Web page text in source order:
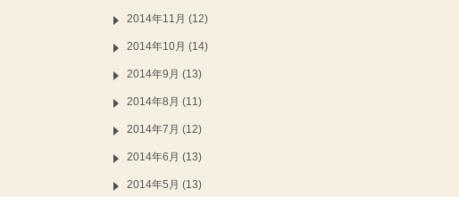
2014年11月 (12)
2014年10月 (14)
2014年9月 (13)
2014年8月 (11)
2014年7月 (12)
2014年6月 (13)
2014年5月 (13)